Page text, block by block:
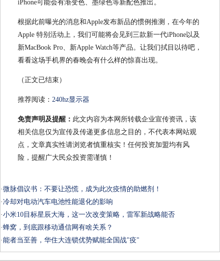
iPhone可能会有渐变色、墨绿色等新配色推出。
根据此前曝光的消息和Apple发布新品的惯例推测，在今年的
Apple 特别活动上，我们可能将会见到三款新一代iPhone以及
新MacBook Pro、新Apple Watch等产品。让我们拭目以待吧，
看看这场手机界的春晚会有什么样的惊喜出现。
（正文已结束）
推荐阅读： 240hz显示器
免责声明及提醒： 此文内容为本网所转载企业宣传资讯，该
相关信息仅为宣传及传递更多信息之目的，不代表本网站观
点，文章真实性请浏览者慎重核实！任何投资加盟均有风
险，提醒广大民众投资需谨慎！
·微脉倡议书：不要让恐慌，成为此次疫情的助燃剂！
·冷却对电动汽车电池性能退化的影响
·小米10目标星辰大海，这一次改变策略，雷军新战略能否
·蜂窝，到底跟移动通信网有啥关系？
·能者当至善，华住大连锁优势赋能全国战"疫"